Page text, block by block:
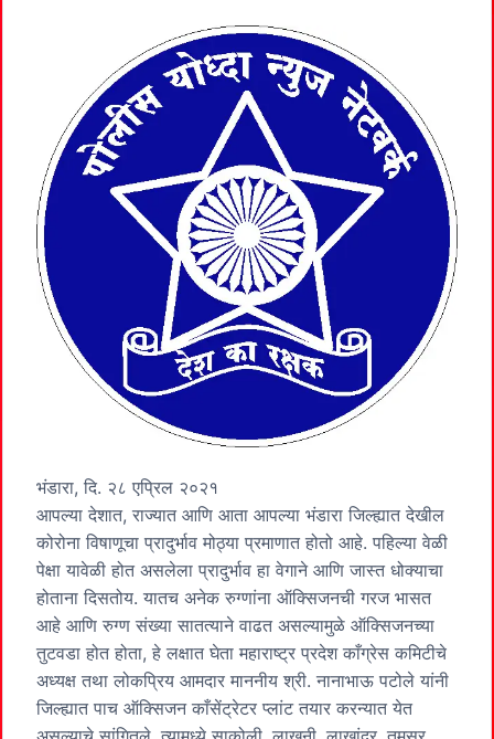
भंडारा, दि. २८ एप्रिल २०२१
आपल्या देशात, राज्यात आणि आता आपल्या भंडारा जिल्ह्यात देखील
कोरोना विषाणूचा प्रादुर्भाव मोठ्या प्रमाणात होतो आहे. पहिल्या वेळी
पेक्षा यावेळी होत असलेला प्रादुर्भाव हा वेगाने आणि जास्त धोक्याचा
होताना दिसतोय. यातच अनेक रुग्णांना ऑक्सिजनची गरज भासत
आहे आणि रुग्ण संख्या सातत्याने वाढत असल्यामुळे ऑक्सिजनच्या
तुटवडा होत होता, हे लक्षात घेता महाराष्ट्र प्रदेश काँग्रेस कमिटीचे
अध्यक्ष तथा लोकप्रिय आमदार माननीय श्री. नानाभाऊ पटोले यांनी
जिल्ह्यात पाच ऑक्सिजन काँसेंट्रेटर प्लांट तयार करन्यात येत